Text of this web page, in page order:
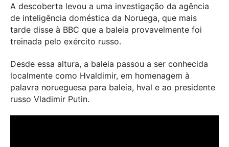
A descoberta levou a uma investigação da agência
de inteligência doméstica da Noruega, que mais
tarde disse à BBC que a baleia provavelmente foi
treinada pelo exército russo.
Desde essa altura, a baleia passou a ser conhecida
localmente como Hvaldimir, em homenagem à
palavra norueguesa para baleia, hval e ao presidente
russo Vladimir Putin.